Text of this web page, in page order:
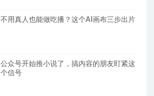
不用真人也能做吃播？这个AI画布三步出片
公众号开始推小说了，搞内容的朋友盯紧这
个信号